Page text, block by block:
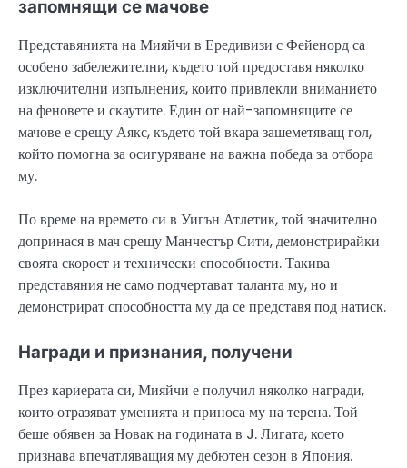
запомнящи се мачове
Представянията на Мияйчи в Ередивизи с Фейенорд са
особено забележителни, където той предоставя няколко
изключителни изпълнения, които привлекли вниманието
на феновете и скаутите. Един от най-запомнящите се
мачове е срещу Аякс, където той вкара зашеметяващ гол,
който помогна за осигуряване на важна победа за отбора
му.
По време на времето си в Уигън Атлетик, той значително
допринася в мач срещу Манчестър Сити, демонстрирайки
своята скорост и технически способности. Такива
представяния не само подчертават таланта му, но и
демонстрират способността му да се представя под натиск.
Награди и признания, получени
През кариерата си, Мияйчи е получил няколко награди,
които отразяват уменията и приноса му на терена. Той
беше обявен за Новак на годината в J. Лигата, което
признава впечатляващия му дебютен сезон в Япония.